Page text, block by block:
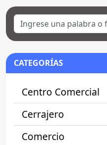
CATEGORÍAS
Centro Comercial
Cerrajero
Comercio